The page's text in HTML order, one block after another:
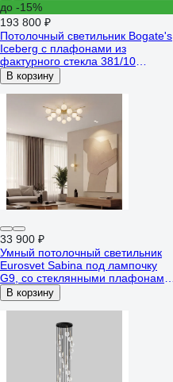
до -15%
193 800 ₽
Потолочный светильник Bogate's
Iceberg с плафонами из
фактурного стекла 381/10
никель/прозрачный a069620
В корзину
33 900 ₽
Умный потолочный светильник
Eurosvet Sabina под лампочку
G9, со стеклянными плафонами
302001/12 латунь a072017
В корзину